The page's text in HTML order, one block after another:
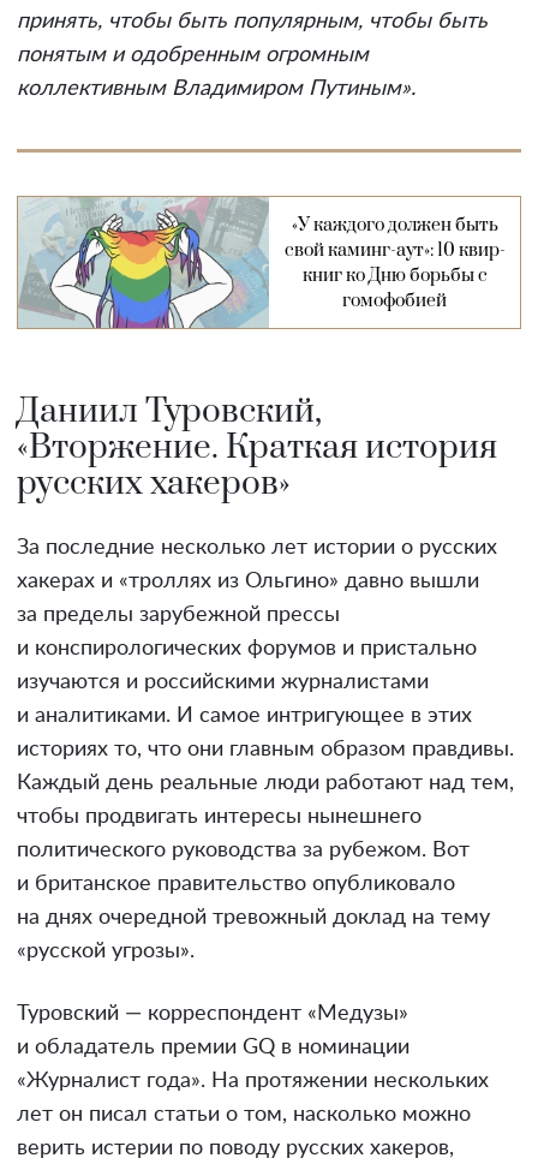
принять, чтобы быть популярным, чтобы быть
понятым и одобренным огромным
коллективным Владимиром Путиным».
«У каждого должен быть
свой каминг-аут»: 10 квир-
книг ко Дню борьбы с
гомофобией
Даниил Туровский,
«Вторжение. Краткая история
русских хакеров»
За последние несколько лет истории о русских
хакерах и «троллях из Ольгино» давно вышли
за пределы зарубежной прессы
и конспирологических форумов и пристально
изучаются и российскими журналистами
и аналитиками. И самое интригующее в этих
историях то, что они главным образом правдивы.
Каждый день реальные люди работают над тем,
чтобы продвигать интересы нынешнего
политического руководства за рубежом. Вот
и британское правительство опубликовало
на днях очередной тревожный доклад на тему
«русской угрозы».
Туровский — корреспондент «Медузы»
и обладатель премии GQ в номинации
«Журналист года». На протяжении нескольких
лет он писал статьи о том, насколько можно
верить истерии по поводу русских хакеров,